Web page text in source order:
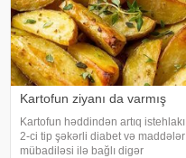
Kartofun ziyanı da varmış
Kartofun həddindən artıq istehlakı
2-ci tip şəkərli diabet və maddələr
mübadiləsi ilə bağlı digər